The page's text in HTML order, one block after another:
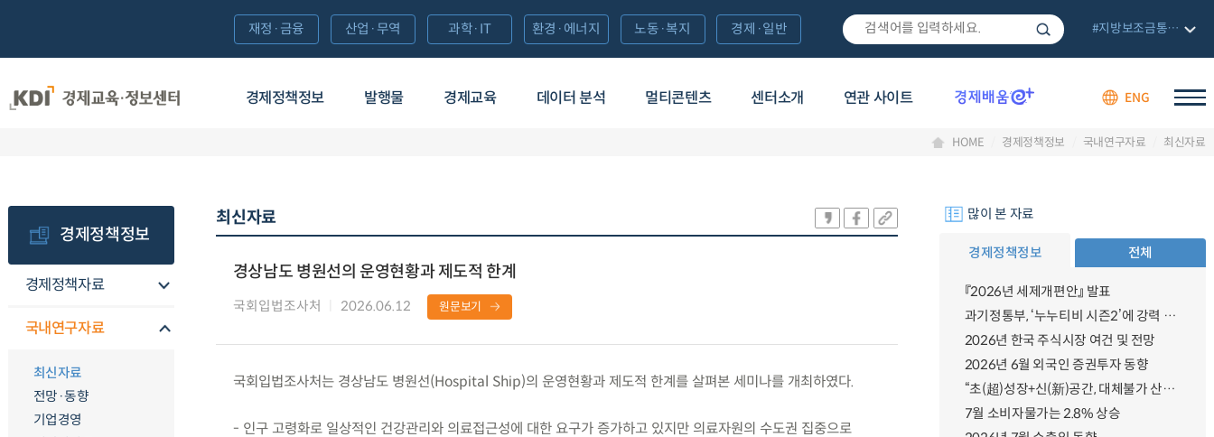
경제정책정보 발행물 경제교육 데이터 분석 멀티콘텐츠 센터소개 연관 사이트 ENG
재정·금융 산업·무역 과학·IT 환경·에너지 노동·복지 경제·일반 #지방보조금통합관리망
HOME 경제정책정보 국내연구자료 최신자료
경제정책정보
경제정책자료
국내연구자료
최신자료
전망·동향
기업경영
최신자료
경상남도 병원선의 운영현황과 제도적 한계
국회입법조사처 2026.06.12 원문보기
국회입법조사처는 경상남도 병원선(Hospital Ship)의 운영현황과 제도적 한계를 살펴본 세미나를 개최하였다.
- 인구 고령화로 일상적인 건강관리와 의료접근성에 대한 요구가 증가하고 있지만 의료자원의 수도권 집중으로
많이 본 자료
경제정책정보 전체
『2026년 세제개편안』 발표
과기정통부, ‘누누티비 시즌2’에 강력 대응 의지 밝혀
2026년 한국 주식시장 여건 및 전망
2026년 6월 외국인 증권투자 동향
“초(超)성장+신(新)공간, 대체불가 산업강국”
7월 소비자물가는 2.8% 상승